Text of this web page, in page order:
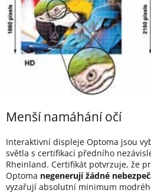
Menší namáhání očí
Interaktivní displeje Optoma jsou
světla s certifikací předního
Rheinland. Certifikát potvrzuje, že
Optoma negenerují žádné
vyzařují absolutní minimum